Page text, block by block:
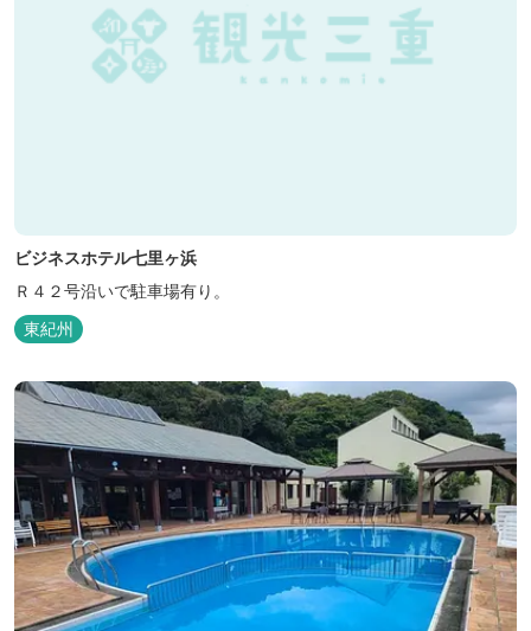
ビジネスホテル七里ヶ浜
Ｒ４２号沿いで駐車場有り。
東紀州